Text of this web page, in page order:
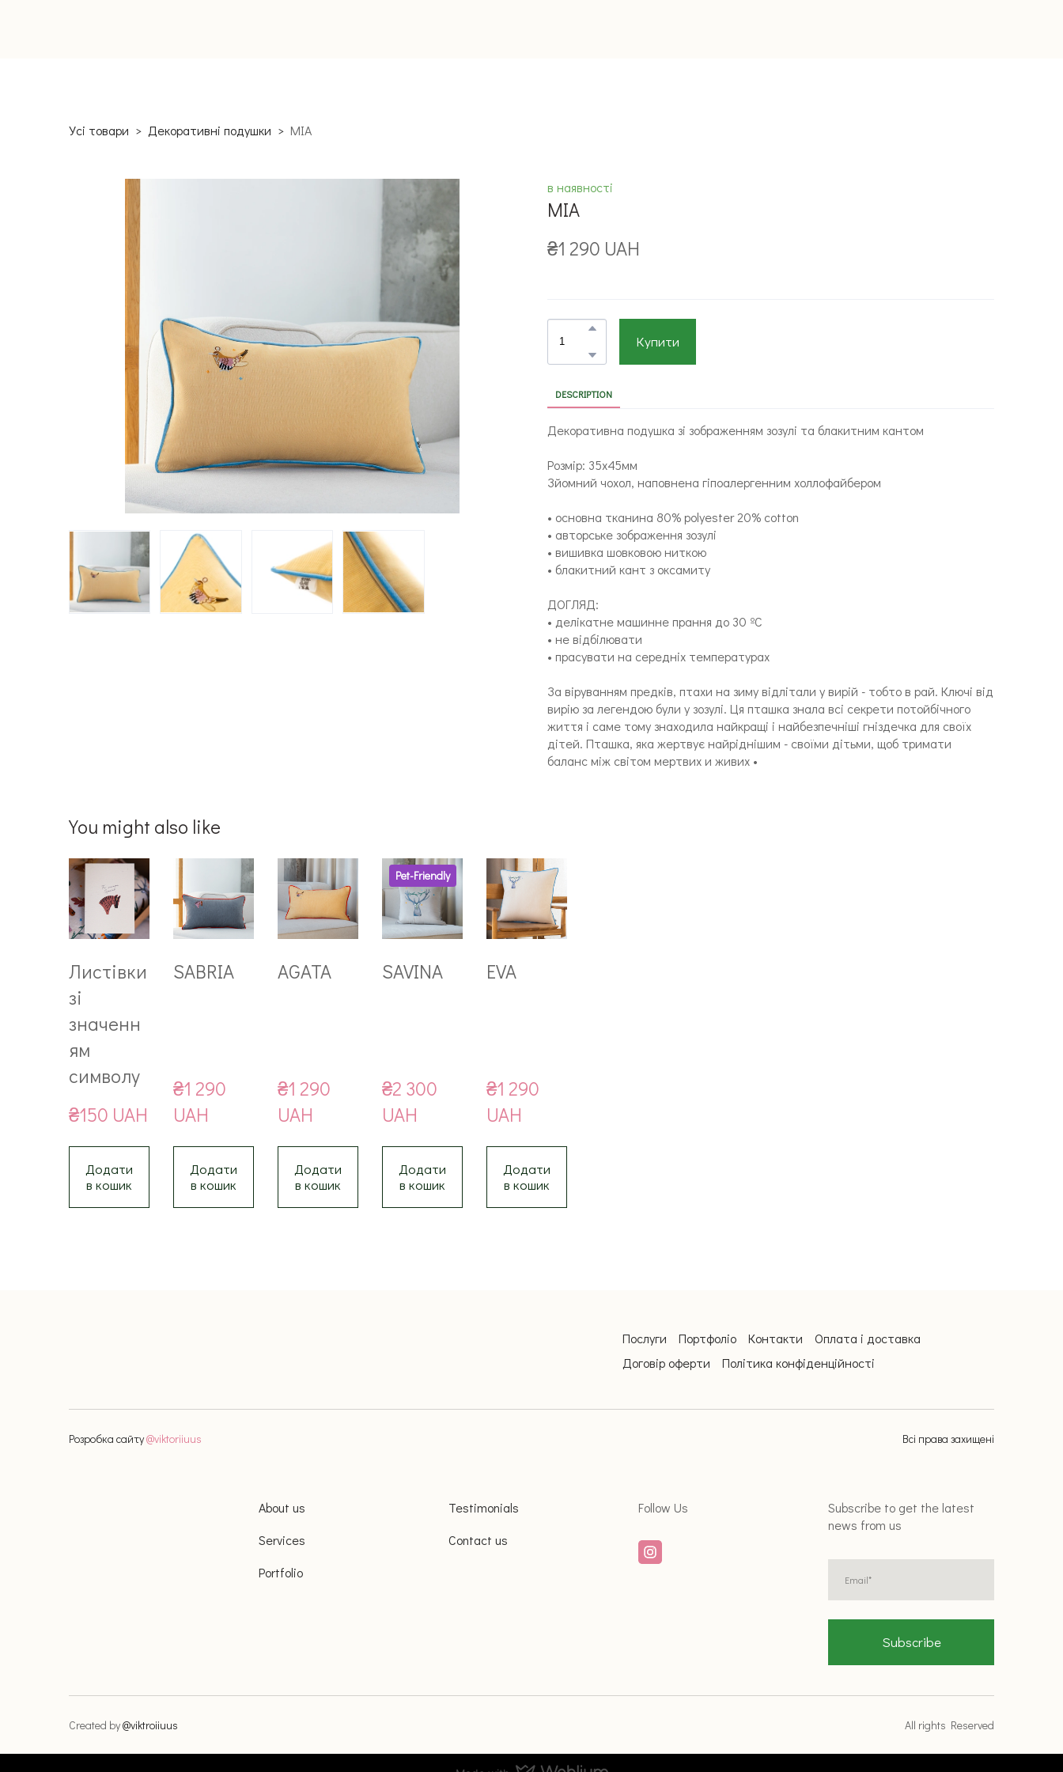
Усі товари Декоративні подушки MIA
в наявності
MIA
₴1 290 UAH
Купити
DESCRIPTION
Декоративна подушка зі зображенням зозулі та блакитним кантом
Розмір: 35x45мм
Зйомний чохол, наповнена гіпоалергенним холлофайбером
• основна тканина 80% polyester 20% cotton
• авторське зображення зозулі
• вишивка шовковою ниткою
• блакитний кант з оксамиту
ДОГЛЯД:
• делікатне машинне прання до 30 ºC
• не відбілювати
• прасувати на середніх температурах
За віруванням предків, птахи на зиму відлітали у вирій - тобто в рай. Ключі від
вирію за легендою були у зозулі. Ця пташка знала всі секрети потойбічного
життя і саме тому знаходила найкращі і найбезпечніші гніздечка для своїх
дітей. Пташка, яка жертвує найріднішим - своїми дітьми, щоб тримати
баланс між світом мертвих и живих •
You might also like
Листівки
зі
значенн
ям
символу
₴150 UAH
Додати
в кошик
SABRIA
₴1 290
UAH
Додати
в кошик
AGATA
₴1 290
UAH
Додати
в кошик
Pet-Friendly
SAVINA
₴2 300
UAH
Додати
в кошик
EVA
₴1 290
UAH
Додати
в кошик
Послуги Портфоліо Контакти
Оплата і доставка
Договір оферти
Політика конфіденційності
Розробка сайту@viktoriiuus Всі права захищені
About us
Services
Portfolio
Testimonials
Contact us
Follow Us
Subscribe to get the latest
news from us
Subscribe
Created by@viktroiiuus All rights Reserved